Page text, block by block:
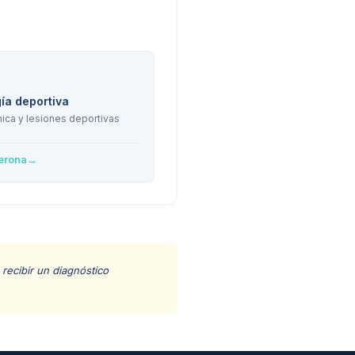
deportiva
y lesiones deportivas
→
un diagnóstico